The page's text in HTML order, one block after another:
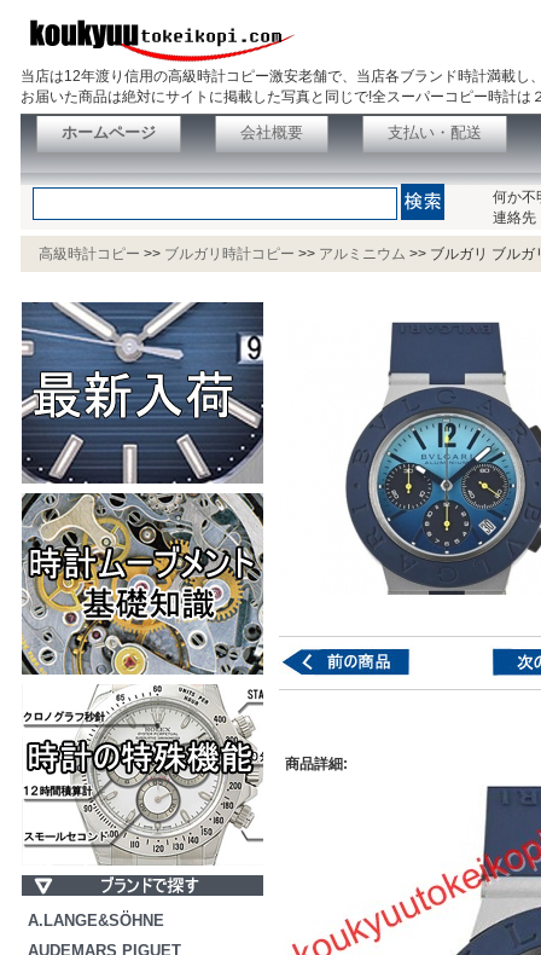
当店は12年渡り信用の高級時計コピー激安老舗で、当店各ブランド時計満載
お届いた商品は絶対にサイトに掲載した写真と同じで!全スーパーコピー時計
ホームページ 会社概要 支払い・配送
何か不
連絡
高級時計コピー >> ブルガリ時計コピー >> アルミニウム >> ブルガリ ブル
A.LANGE&SÖHNE
AUDEMARS PIGUET
商品詳細: